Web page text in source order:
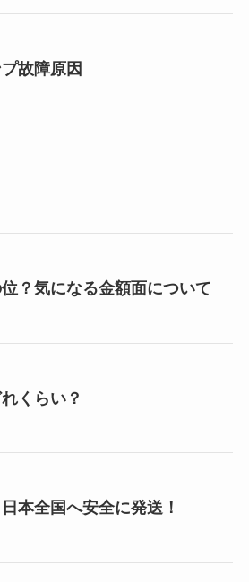
故障原因
？気になる金額面について
くらい？
本全国へ安全に発送！